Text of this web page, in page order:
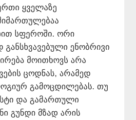
ყველაზე
სფეროში. ორი
ენობრივი
მოითხოვს არა
ცოდნას, არამედ
გამოცდილებას. თუ
და გამართული
გუნდი მზად არის